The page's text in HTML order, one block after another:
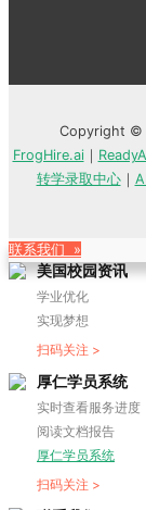
Copyright ©
FrogHire.ai｜
转学录取中心｜
联系我们 »
美国校园资讯
学业优化
实现梦想
扫码关注 >
厚仁学员系统
实时查看服务进度
阅读文档报告
厚仁学员系统
扫码关注 >